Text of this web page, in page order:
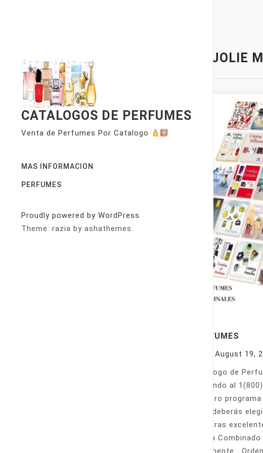
CATALOGOS DE PERFUMES
Venta de Perfumes Por Catalogo
MAS INFORMACION
PERFUMES
Proudly powered by WordPress
Theme: razia by ashathemes.
JOLIE
PERFUMES
August 19,
Catálogo de
llamando al
nuestro
Sólo deberás
nuestras
Venta
fácilmente